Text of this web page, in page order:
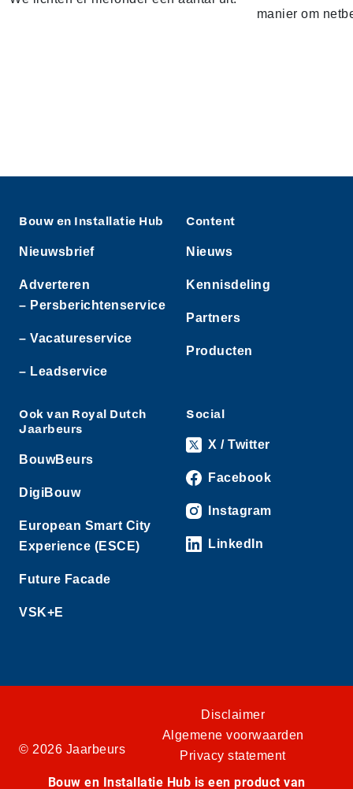
manier om
Bouw en Installatie Hub
Nieuwsbrief
Adverteren
– Persberichtenservice
– Vacatureservice
– Leadservice
Content
Nieuws
Kennisdeling
Partners
Producten
Ook van Royal Dutch
Jaarbeurs
BouwBeurs
DigiBouw
European Smart City
Experience (ESCE)
Future Facade
VSK+E
Social
X / Twitter
Facebook
Instagram
LinkedIn
© 2026 Jaarbeurs
Disclaimer
Algemene voorwaarden
Privacy statement
Bouw en Installatie Hub is een product van